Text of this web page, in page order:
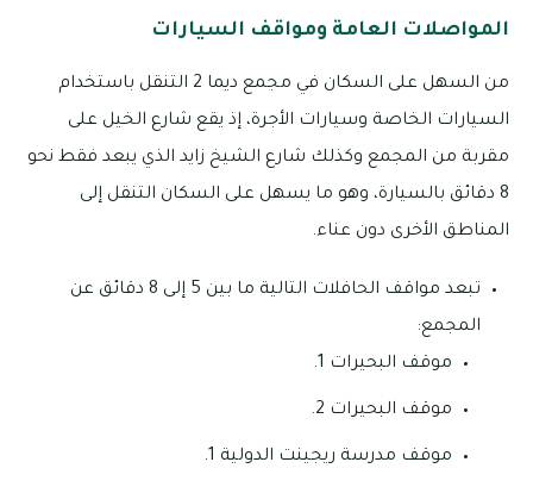
المواصلات العامة ومواقف السيارات
من السهل على السكان في مجمع ديما 2 التنقل باستخدام
السيارات الخاصة وسيارات الأجرة، إذ يقع شارع الخيل على
مقربة من المجمع وكذلك شارع الشيخ زايد الذي يبعد فقط نحو
8 دقائق بالسيارة، وهو ما يسهل على السكان التنقل إلى
المناطق الأخرى دون عناء.
تبعد مواقف الحافلات التالية ما بين 5 إلى 8 دقائق عن
المجمع:
موقف البحيرات 1.
موقف البحيرات 2.
موقف مدرسة ريجينت الدولية 1.